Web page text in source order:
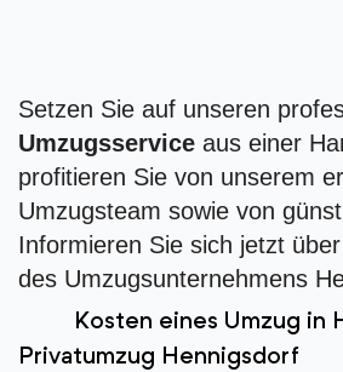
Setzen Sie auf unseren
Umzugsservice aus einer
profitieren Sie von unserem
Umzugsteam sowie von
Informieren Sie sich jetzt
des Umzugsunternehmens
Kosten eines Umzug in
Privatumzug Hennigsdorf